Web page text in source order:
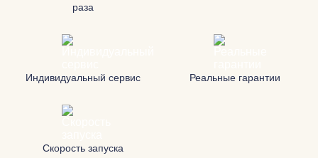
раза
Индивидуальный сервис Реальные гарантии
Скорость запуска